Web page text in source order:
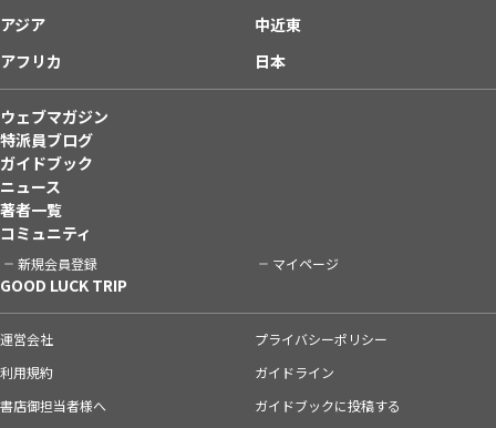
アジア
中近東
アフリカ
日本
ウェブマガジン
特派員ブログ
ガイドブック
ニュース
著者一覧
コミュニティ
新規会員登録 マイページ
GOOD LUCK TRIP
運営会社
プライバシーポリシー
利用規約
ガイドライン
書店御担当者様へ
ガイドブックに投稿する